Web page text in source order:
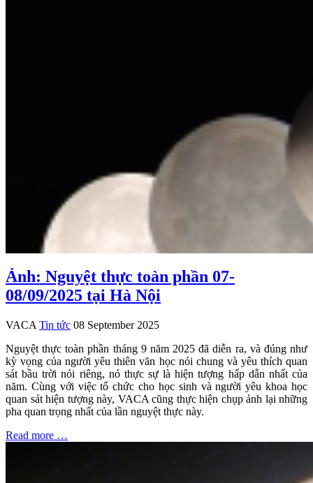
Ảnh: Nguyệt thực toàn phần 07-
08/09/2025 tại Hà Nội
VACA Tin tức 08 September 2025
Nguyệt thực toàn phần tháng 9 năm 2025 đã diễn ra, và đúng như
kỳ vọng của người yêu thiên văn học nói chung và yêu thích quan
sát bầu trời nói riêng, nó thực sự là hiện tượng hấp dẫn nhất của
năm. Cùng với việc tổ chức cho học sinh và người yêu khoa học
quan sát hiện tượng này, VACA cũng thực hiện chụp ảnh lại những
pha quan trọng nhất của lần nguyệt thực này.
Read more …